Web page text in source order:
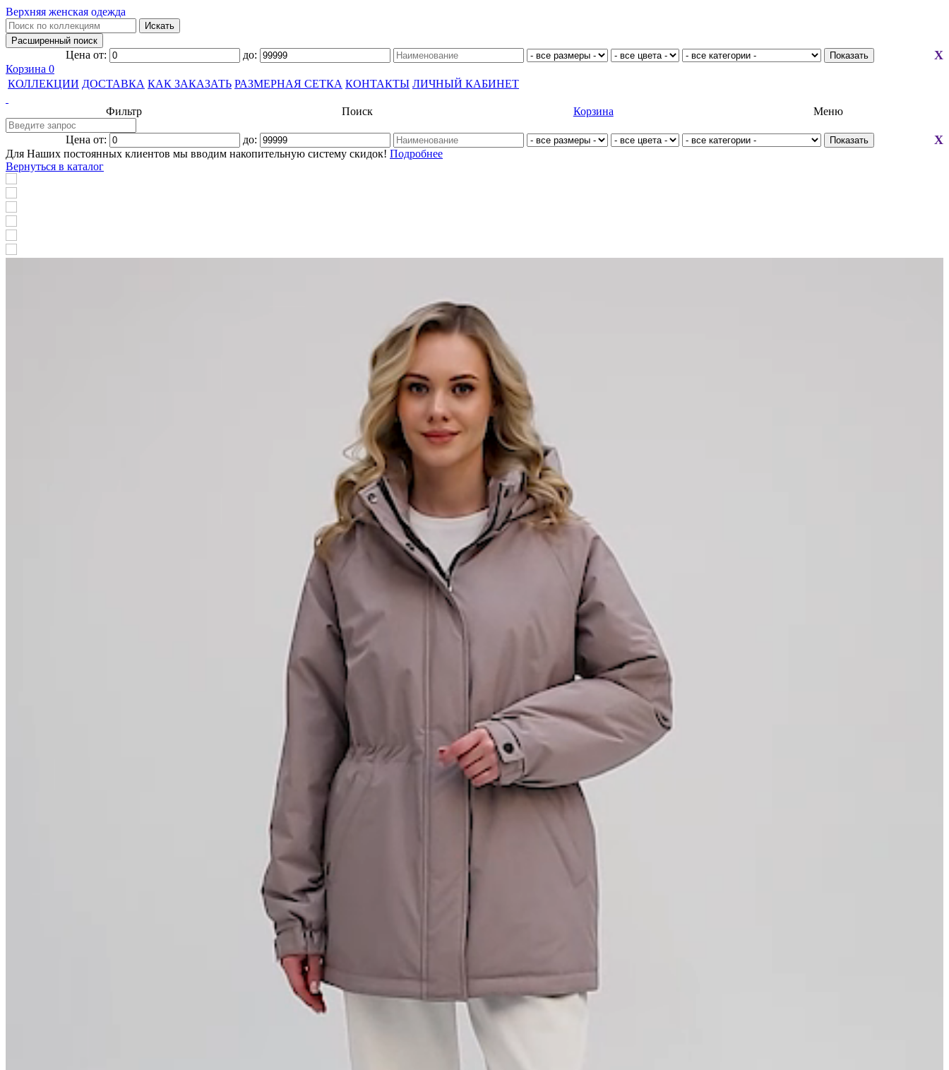
Верхняя женская одежда
Цена от: до: X
Корзина 0
КОЛЛЕКЦИИ ДОСТАВКА КАК ЗАКАЗАТЬ РАЗМЕРНАЯ СЕТКА КОНТАКТЫ ЛИЧНЫЙ КАБИНЕТ
Меню
Корзина
Поиск
Фильтр
Цена от: до: X
Для Наших постоянных клиентов мы вводим накопительную систему скидок! Подробнее
Вернуться в каталог